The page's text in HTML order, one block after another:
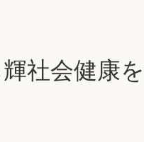
社会健康を